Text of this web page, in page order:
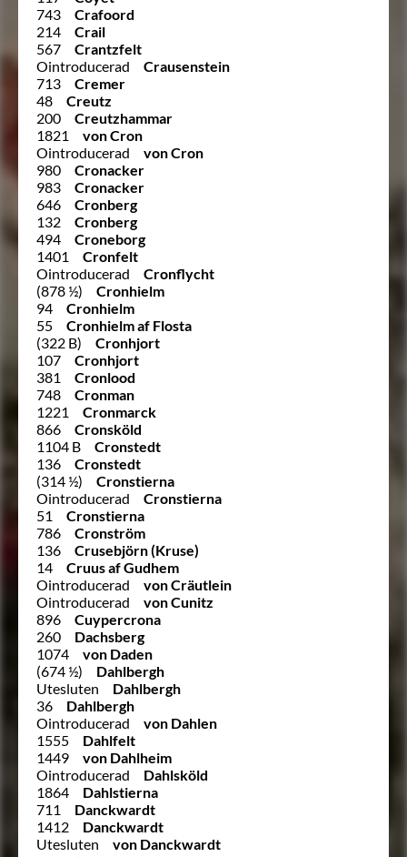
743
Crafoord
214
Crail
567
Crantzfelt
Ointroducerad
Crausenstein
713
Cremer
48
Creutz
200
Creutzhammar
1821
von Cron
Ointroducerad
von Cron
980
Cronacker
983
Cronacker
646
Cronberg
132
Cronberg
494
Croneborg
1401
Cronfelt
Ointroducerad
Cronflycht
(878 ½)
Cronhielm
94
Cronhielm
55
Cronhielm af Flosta
(322 B)
Cronhjort
107
Cronhjort
381
Cronlood
748
Cronman
1221
Cronmarck
866
Cronsköld
1104 B
Cronstedt
136
Cronstedt
(314 ½)
Cronstierna
Ointroducerad
Cronstierna
51
Cronstierna
786
Cronström
136
Crusebjörn (Kruse)
14
Cruus af Gudhem
Ointroducerad
von Cräutlein
Ointroducerad
von Cunitz
896
Cuypercrona
260
Dachsberg
1074
von Daden
(674 ½)
Dahlbergh
Utesluten
Dahlbergh
36
Dahlbergh
Ointroducerad
von Dahlen
1555
Dahlfelt
1449
von Dahlheim
Ointroducerad
Dahlsköld
1864
Dahlstierna
711
Danckwardt
1412
Danckwardt
Utesluten
von Danckwardt